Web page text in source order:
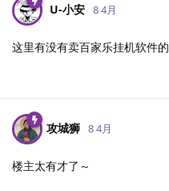
U-小安​ 8 4月
这里有没有卖百家乐挂机软件的
攻城狮 8 4月
楼主太有才了～